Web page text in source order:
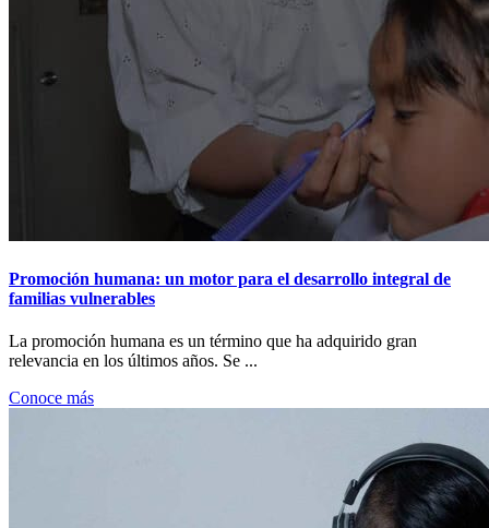
Promoción humana: un motor para el desarrollo integral de
familias vulnerables
La promoción humana es un término que ha adquirido gran
relevancia en los últimos años. Se ...
Conoce más